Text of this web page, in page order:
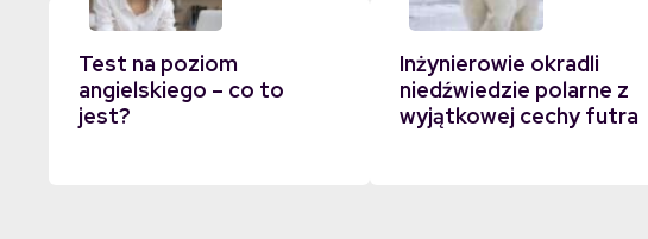
Test na poziom
angielskiego – co to
jest?
Inżynierowie okradli
niedźwiedzie polarne z
wyjątkowej cechy futra